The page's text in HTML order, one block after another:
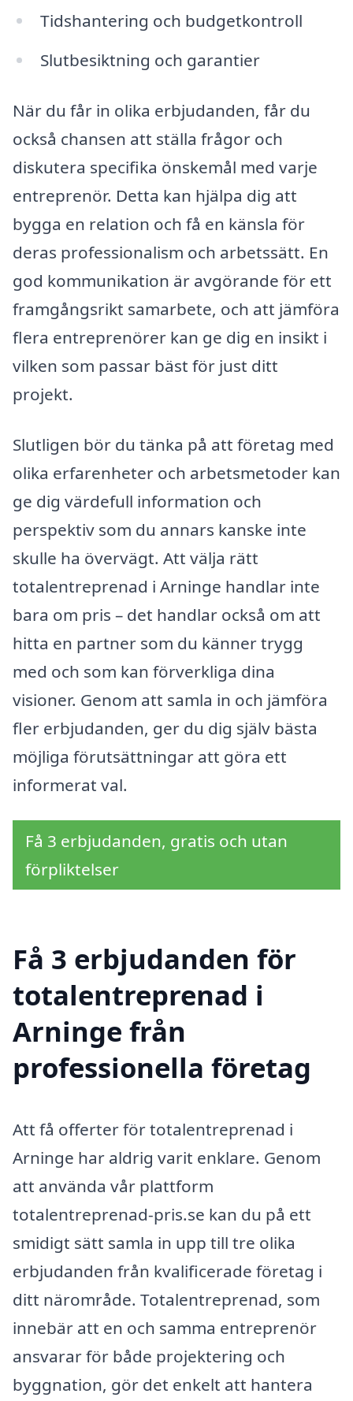
Tidshantering och budgetkontroll
Slutbesiktning och garantier
När du får in olika erbjudanden, får du
också chansen att ställa frågor och
diskutera specifika önskemål med varje
entreprenör. Detta kan hjälpa dig att
bygga en relation och få en känsla för
deras professionalism och arbetssätt. En
god kommunikation är avgörande för ett
framgångsrikt samarbete, och att jämföra
flera entreprenörer kan ge dig en insikt i
vilken som passar bäst för just ditt
projekt.
Slutligen bör du tänka på att företag med
olika erfarenheter och arbetsmetoder kan
ge dig värdefull information och
perspektiv som du annars kanske inte
skulle ha övervägt. Att välja rätt
totalentreprenad i Arninge handlar inte
bara om pris – det handlar också om att
hitta en partner som du känner trygg
med och som kan förverkliga dina
visioner. Genom att samla in och jämföra
fler erbjudanden, ger du dig själv bästa
möjliga förutsättningar att göra ett
informerat val.
Få 3 erbjudanden, gratis och utan
förpliktelser
Få 3 erbjudanden för
totalentreprenad i
Arninge från
professionella företag
Att få offerter för totalentreprenad i
Arninge har aldrig varit enklare. Genom
att använda vår plattform
totalentreprenad-pris.se kan du på ett
smidigt sätt samla in upp till tre olika
erbjudanden från kvalificerade företag i
ditt närområde. Totalentreprenad, som
innebär att en och samma entreprenör
ansvarar för både projektering och
byggnation, gör det enkelt att hantera